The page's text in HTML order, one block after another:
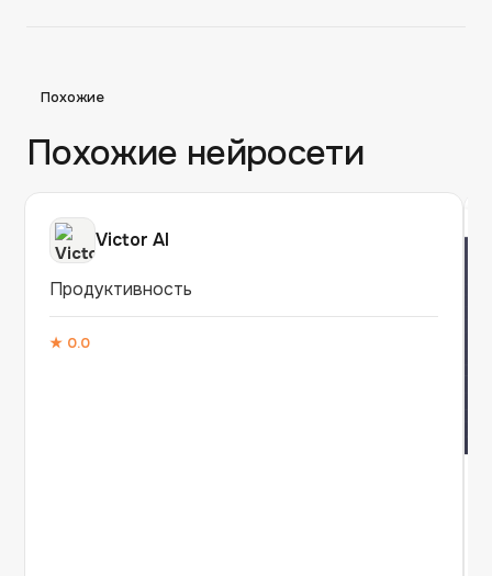
Похожие
Похожие нейросети
Victor AI
Продуктивность
★ 0.0